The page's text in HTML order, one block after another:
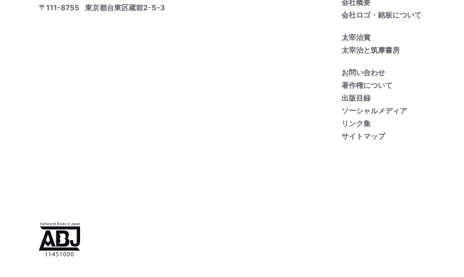
〒111-8755 東京都台東区蔵前2-5-3
会社ロゴ・銘板について
太宰治賞
太宰治と筑摩書房
お問い合わせ
著作権について
出版目録
ソーシャルメディア
リンク集
サイトマップ